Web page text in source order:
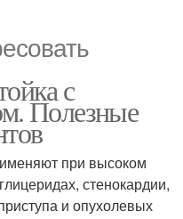
с
Полезные
при высоком
стенокардии,
и опухолевых